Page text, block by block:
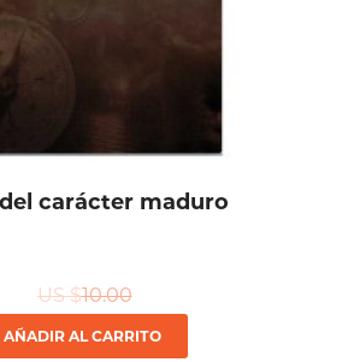
carácter maduro
US $10.00
AÑADIR AL CARRITO